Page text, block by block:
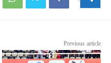
Previous article